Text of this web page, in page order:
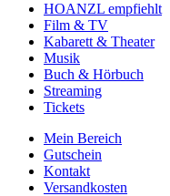
HOANZL empfiehlt
Film & TV
Kabarett & Theater
Musik
Buch & Hörbuch
Streaming
Tickets
Mein Bereich
Gutschein
Kontakt
Versandkosten